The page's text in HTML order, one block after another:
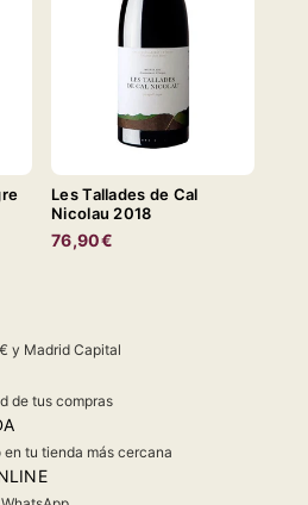
Les Tallades de Cal
Nicolau 2018
76,90€
y Madrid Capital
de tus compras
tu tienda más cercana